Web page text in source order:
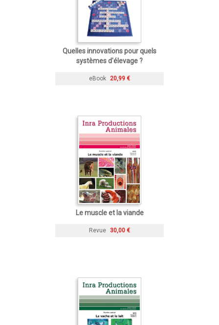
Quelles innovations pour quels
systèmes d'élevage ?
eBook 20,99 €
Le muscle et la viande
Revue 30,00 €